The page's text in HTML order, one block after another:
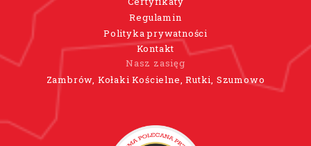
Regulamin
Polityka prywatności
Kontakt
Nasz zasięg
Zambrów, Kołaki Kościelne, Rutki, Szumowo